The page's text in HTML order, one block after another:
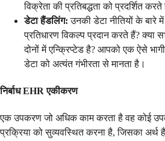
विक्रेता की प्रतिबद्धता को प्रदर्शित करते
डेटा हैंडलिंग: उनकी डेटा नीतियों के बारे
प्रतिधारण विकल्प प्रदान करते हैं? क्या
दोनों में एन्क्रिप्टेड है? आपको एक ऐसे
डेटा को अत्यंत गंभीरता से मानता है।
निर्बाध EHR एकीकरण
एक उपकरण जो अधिक काम करता है वह कोई
प्रक्रिया को सुव्यवस्थित करना है, जिसका